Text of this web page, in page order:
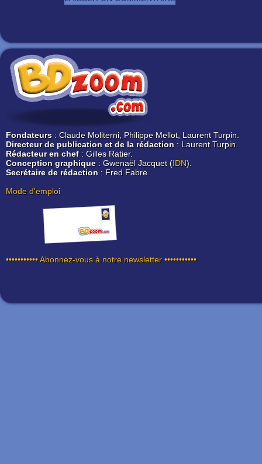
Fondateurs : Claude Moliterni, Philippe Mellot, Laurent Turpin.
Directeur de publication et de la rédaction : Laurent Turpin.
Rédacteur en chef: Gilles Ratier.
Conception graphique: Gwenaël Jacquet (IDN).
Secrétaire de rédaction : Fred Fabre.
Mode d'emploi
••••••••••• Abonnez-vous à notre newsletter •••••••••••